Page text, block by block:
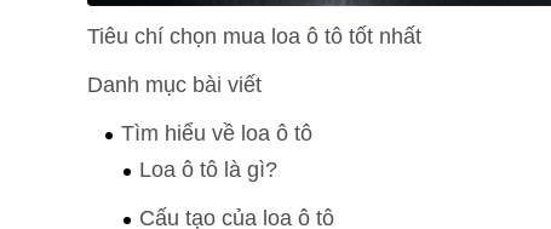
Tiêu chí chọn mua loa ô tô tốt nhất
Danh mục bài viết
Tìm hiểu về loa ô tô
Loa ô tô là gì?
Cấu tạo của loa ô tô